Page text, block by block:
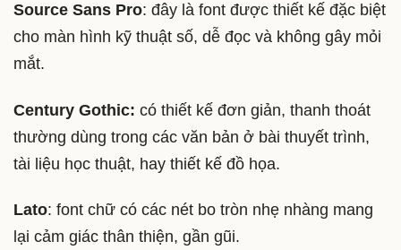
Source Sans Pro: đây là font được thiết kế đặc biệt
cho màn hình kỹ thuật số, dễ đọc và không gây mỏi
mắt.
Century Gothic: có thiết kế đơn giản, thanh thoát
thường dùng trong các văn bản ở bài thuyết trình,
tài liệu học thuật, hay thiết kế đồ họa.
Lato: font chữ có các nét bo tròn nhẹ nhàng mang
lại cảm giác thân thiện, gần gũi.